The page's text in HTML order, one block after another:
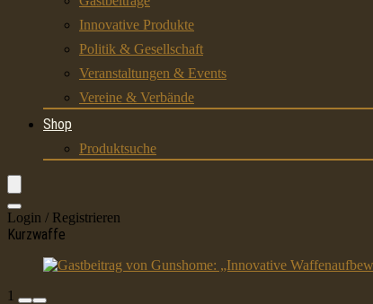
Innovative Produkte
Politik & Gesellschaft
Veranstaltungen & Events
Vereine & Verbände
Shop
Produktsuche
Login / Registrieren
Kurzwaffe
1